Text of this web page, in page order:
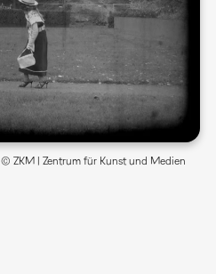
© ZKM | Zentrum für Kunst und Medien